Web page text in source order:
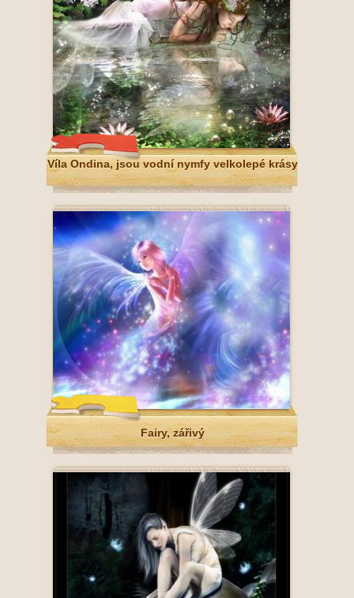
Víla Ondina, jsou vodní nymfy velkolepé krásy
Fairy, zářivý